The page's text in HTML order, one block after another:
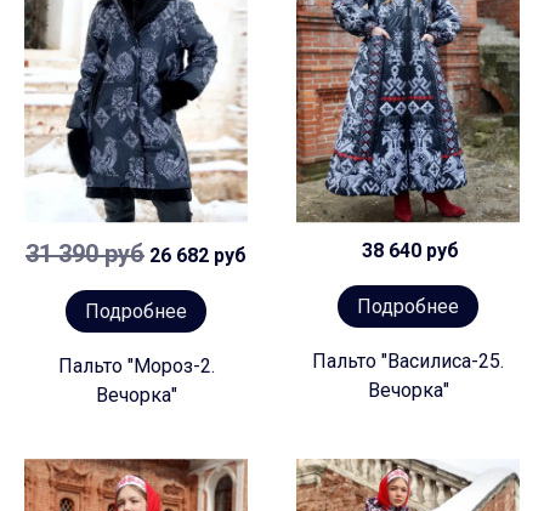
31 390 руб 26 682 руб
Подробнее
Пальто "Мороз-2.
Вечорка"
38 640 руб
Подробнее
Пальто "Василиса-25.
Вечорка"